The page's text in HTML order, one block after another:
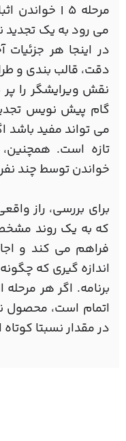
مرحله 5 |
می رود به یک تجدید
در اینجا هر جزئیات
دقت، قالب بندی و
نقش ویرایشگر را
گام پیش نویس
می تواند مفید باشد
تازه است.
خواندن توسط چند نفر
برای بررسی، راز
که به یک روند
فراهم می کند و
اندازه گیری که
برنامه. اگر هر
اتمام است، محصول
در مقدار نسبتا